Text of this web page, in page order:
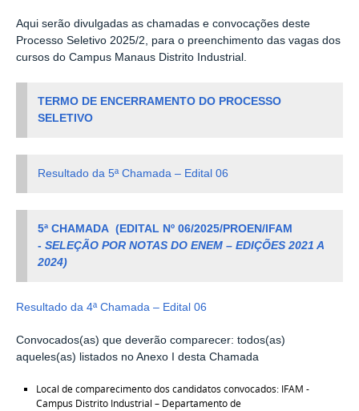
Aqui serão divulgadas as chamadas e convocações deste
Processo Seletivo 2025/2, para o preenchimento das vagas dos
cursos do Campus Manaus Distrito Industrial.
TERMO DE ENCERRAMENTO DO PROCESSO
SELETIVO
Resultado da 5ª Chamada – Edital 06
5ª CHAMADA ( EDITAL Nº 06/2025/PROEN/IFAM
-SELEÇÃO POR NOTAS DO ENEM – EDIÇÕES 2021 A
2024)
Resultado da 4ª Chamada – Edital 06
Convocados(as) que deverão comparecer: todos(as)
aqueles(as) listados no Anexo I desta Chamada
Local de comparecimento dos candidatos convocados: IFAM -
Campus Distrito Industrial – Departamento de